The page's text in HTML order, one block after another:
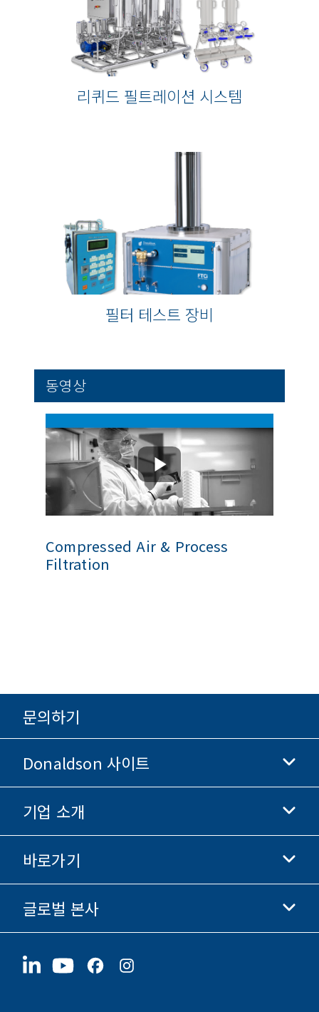
리퀴드 필트레이션 시스템
필터 테스트 장비
동영상
Compressed Air & Process
Filtration
문의하기
Donaldson 사이트
Donaldson 생명과학
Donaldson 쇼핑
기업 소개
기업 정보
윤리 및 준법 경영
채용 정보
바로가기
투자자 정보
협력업체
지속가능성
글로벌 본사
1400 W 94th Street